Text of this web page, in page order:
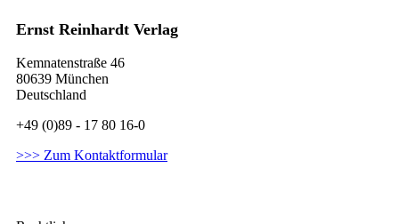
Ernst Reinhardt Verlag
Kemnatenstraße 46
80639 München
Deutschland
+49 (0)89 - 17 80 16-0
>>> Zum Kontaktformular